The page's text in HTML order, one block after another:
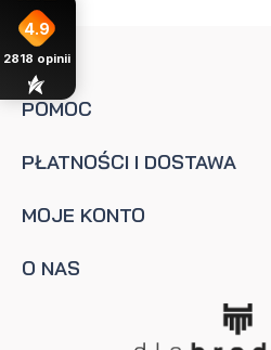
POMOC
PŁATNOŚCI I DOSTAWA
MOJE KONTO
O NAS
4.9
2818 opinii